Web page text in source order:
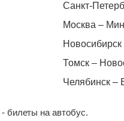
Санкт-
Москва –
Томск –
Челябинск –
- билеты на автобус.